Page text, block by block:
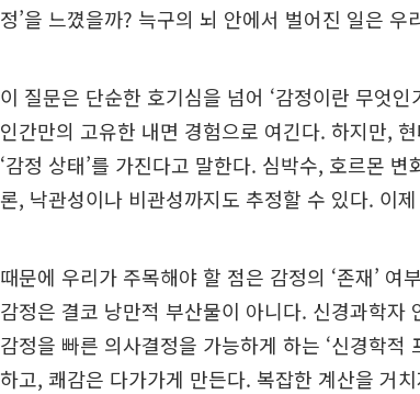
정’을 느꼈을까? 늑구의 뇌 안에서 벌어진 일은
이 질문은 단순한 호기심을 넘어 ‘감정이란 무엇
인간만의 고유한 내면 경험으로 여긴다. 하지만,
‘감정 상태’를 가진다고 말한다. 심박수, 호르몬
론, 낙관성이나 비관성까지도 추정할 수 있다. 이
때문에 우리가 주목해야 할 점은 감정의 ‘존재’ 여
감정은 결코 낭만적 부산물이 아니다. 신경과학
감정을 빠른 의사결정을 가능하게 하는 ‘신경학적
하고, 쾌감은 다가가게 만든다. 복잡한 계산을 거